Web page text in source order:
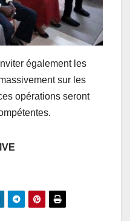
également les
sur les
opérations seront